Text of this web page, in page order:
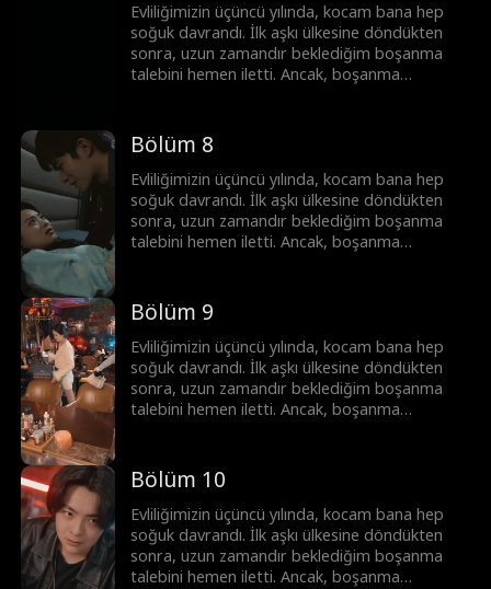
Evliliğimizin üçüncü yılında, kocam bana hep
soğuk davrandı. İlk aşkı ülkesine döndükten
sonra, uzun zamandır beklediğim boşanma
talebini hemen iletti. Ancak, boşanma
Şimdiki haliyle, sadece sadık bir eş.
Bölüm 8
Evliliğimizin üçüncü yılında, kocam bana hep
soğuk davrandı. İlk aşkı ülkesine döndükten
sonra, uzun zamandır beklediğim boşanma
talebini hemen iletti. Ancak, boşanma
Şimdiki haliyle, sadece sadık bir eş.
Bölüm 9
Evliliğimizin üçüncü yılında, kocam bana hep
soğuk davrandı. İlk aşkı ülkesine döndükten
sonra, uzun zamandır beklediğim boşanma
talebini hemen iletti. Ancak, boşanma
Şimdiki haliyle, sadece sadık bir eş.
Bölüm 10
Evliliğimizin üçüncü yılında, kocam bana hep
soğuk davrandı. İlk aşkı ülkesine döndükten
sonra, uzun zamandır beklediğim boşanma
talebini hemen iletti. Ancak, boşanma